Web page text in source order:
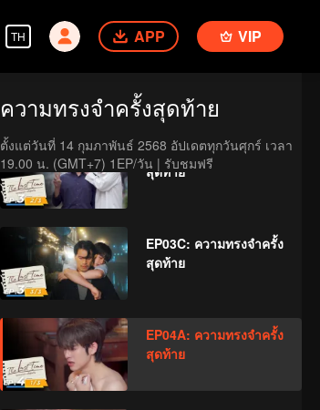
TH APP VIP
ความทรงจำครั้งสุดท้าย
ตั้งแต่วันที่ 14 กุมภาพันธ์ 2568 อัปเดตทุกวันศุกร์ เวลา
19.00 น. (GMT+7) 1EP/วัน | รับชมฟรี
EP03B: ความทรงจำครั้ง
สุดท้าย
EP03C: ความทรงจำครั้ง
สุดท้าย
EP04A: ความทรงจำครั้ง
สุดท้าย